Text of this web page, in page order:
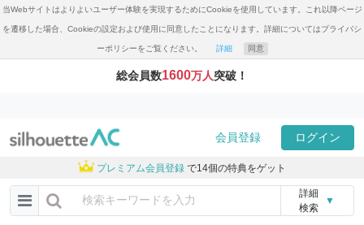
当Webサイトはよりよいユーザー体験を実現するためにCookieを使用しています。これ以降ページ
を遷移した場合、Cookieの設定および使用に同意したことになります。詳細についてはプライバシ
ーポリシーをご覧ください。 詳細 同意
総会員数1600万人突破！
会員登録 ログイン
プレミアム会員登録 で14個の特典をゲット
詳細
検索
▼